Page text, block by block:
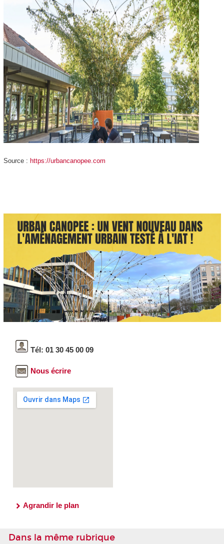
Source : https://urbancanopee.com
Tél: 01 30 45 00 09
Nous écrire
Agrandir le plan
Dans la même rubrique